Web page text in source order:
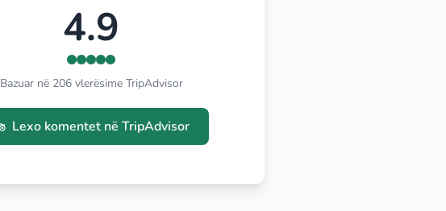
4.9
Bazuar në 206 vlerësime TripAdvisor
Lexo komentet në TripAdvisor